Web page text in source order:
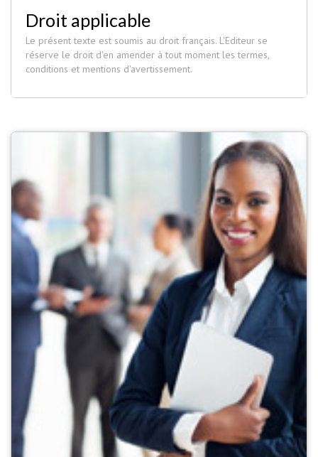
Droit applicable
Le présent texte est soumis au droit français. L'Editeur se
réserve le droit d'en amender à tout moment les termes,
conditions et mentions d'avertissement.